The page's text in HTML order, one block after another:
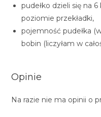
pudełko dzieli się na
poziomie przekładki,
pojemność pudełka
bobin (liczyłam w
Opinie
Na razie nie ma opinii o